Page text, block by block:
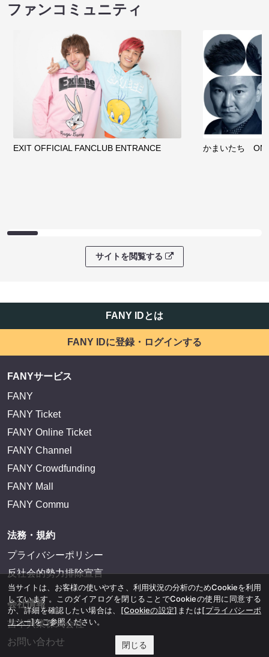
ファンコミュニティ
EXIT OFFICIAL FANCLUB ENTRANCE かまいたち
サイトを閲覧する
FANY IDとは
FANY IDに登録・ログインする
FANYサービス
FANY
FANY Ticket
FANY Online Ticket
FANY Channel
FANY Crowdfunding
FANY Mall
FANY Commu
法務・規約
プライバシーポリシー
反社会的勢力排除宣言
会社情報
吉本興業株式会社
お問い合わせ
当サイトは、お客様の使いやすさ、利用状況の分析のためCookieを利用
しています。このダイアログを閉じることでCookieの使用に同意する
か、詳細を確認したい場合は、 [Cookieの設定] または[プライバシーポ
リシー]をご参照ください。
閉じる